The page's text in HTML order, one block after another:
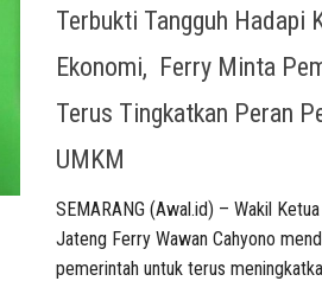
Terbukti Tangguh Hadapi
Ekonomi, Ferry Minta
Terus Tingkatkan Peran
UMKM
SEMARANG (Awal.id) – Wakil
Jateng Ferry Wawan Cahyono
pemerintah untuk terus